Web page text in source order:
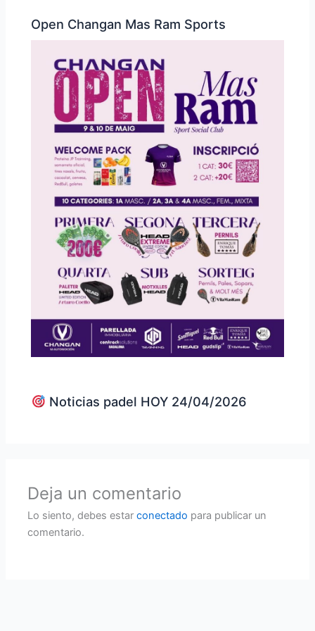
Open Changan Mas Ram Sports
Noticias padel HOY 24/04/2026
Deja un comentario
Lo siento, debes estarconectado para publicar un
comentario.